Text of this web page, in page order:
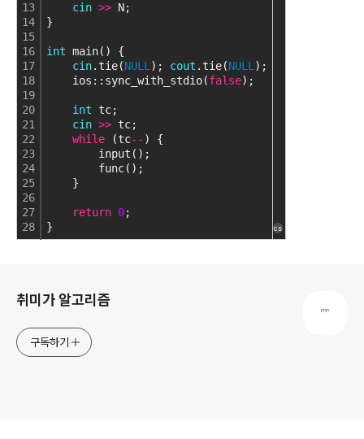
13
14
15
16
17
18
19
20
21
22
23
24
25
26
27
28
cin >> N;
}
int main() {
cin.tie(NULL ); cout .tie(NULL );
ios::sync_with_stdio(false);
int tc;
cin >> tc;
while (tc- - ) {
input();
func();
}
return 0;
}
cs
취미가 알고리즘
구독하기